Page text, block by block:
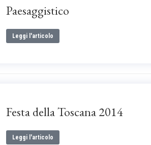
Paesaggistico
Leggi l'articolo
Festa della Toscana 2014
Leggi l'articolo